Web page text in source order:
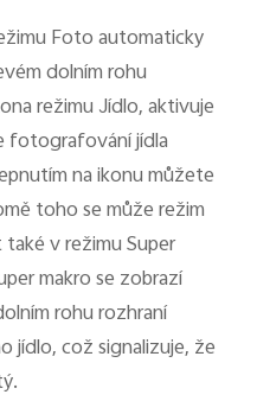
Foto automaticky
dolním rohu
režimu Jídlo, aktivuje
fotografování jídla
na ikonu můžete
toho se může režim
v režimu Super
makro se zobrazí
rohu rozhraní
jídlo, což signalizuje, že